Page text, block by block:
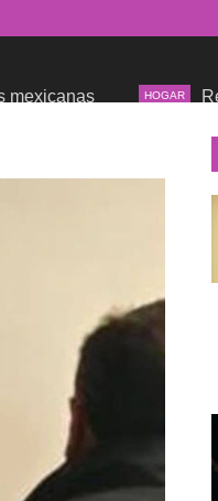
HOGAR Regreso a